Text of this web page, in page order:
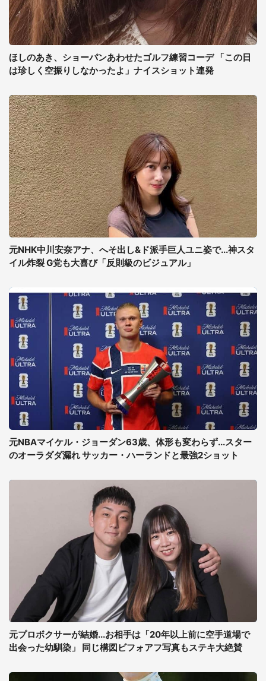
ほしのあき、ショーパンあわせたゴルフ練習コーデ 「この日
は珍しく空振りしなかったよ」ナイスショット連発
元NHK中川安奈アナ、へそ出し&ド派手巨人ユニ姿で...神スタ
イル炸裂 G党も大喜び「反則級のビジュアル」
元NBAマイケル・ジョーダン63歳、体形も変わらず...スター
のオーラダダ漏れ サッカー・ハーランドと最強2ショット
元プロボクサーが結婚...お相手は「20年以上前に空手道場で
出会った幼馴染」 同じ構図ビフォアフ写真もステキ大絶賛